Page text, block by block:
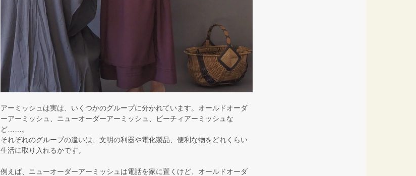
アーミッシュは実は、いくつかのグループに分かれています。オールドオーダ
ーアーミッシュ、ニューオーダーアーミッシュ、ビーチィアーミッシュな
ど……。
それぞれのグループの違いは、文明の利器や電化製品、便利な物をどれくらい
生活に取り入れるかです。
例えば、ニューオーダーアーミッシュは電話を家に置くけど、オールドオーダ